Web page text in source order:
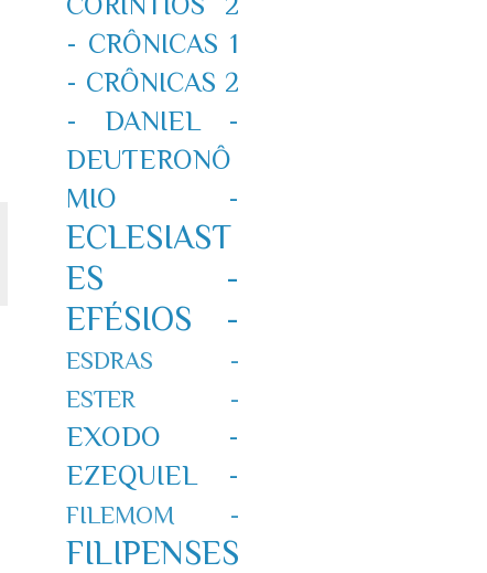
- CRÔNICAS 1
- CRÔNICAS 2
-
DANIEL -
DEUTERONÔ
MIO -
ECLESIAST
ES -
EFÉSIOS -
ESDRAS -
ESTER -
EXODO -
EZEQUIEL -
FILEMOM -
FILIPENSES